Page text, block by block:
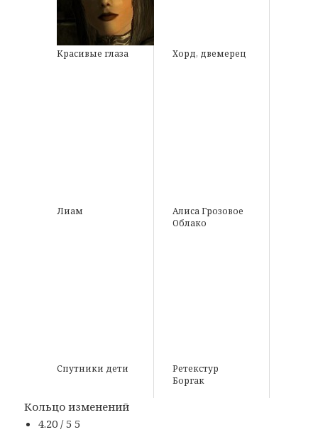
Красивые глаза Хорд, двемерец
Лиам
Алиса Грозовое
Облако
Спутники дети
Ретекстур
Боргак
Кольцо изменений
4.20 / 55